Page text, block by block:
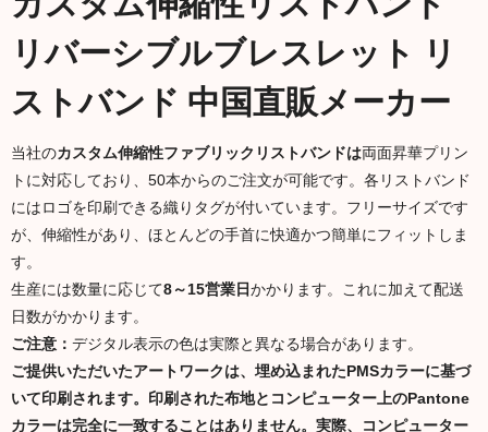
リバーシブルブレスレット リ
ストバンド 中国直販メーカー
当社のカスタム伸縮性ファブリックリストバンドは両面昇華プリン
トに対応しており、50本からのご注文が可能です。各リストバンド
にはロゴを印刷できる織りタグが付いています。フリーサイズです
が、伸縮性があり、ほとんどの手首に快適かつ簡単にフィットしま
す。
生産には数量に応じて8～15営業日かかります。これに加えて配送
日数がかかります。
ご注意： デジタル表示の色は実際と異なる場合があります。
ご提供いただいたアートワークは、埋め込まれたPMSカラーに基づ
いて印刷されます。印刷された布地とコンピューター上のPantone
カラーは完全に一致することはありません。実際、コンピューター